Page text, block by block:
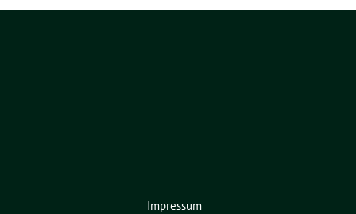
Impressum